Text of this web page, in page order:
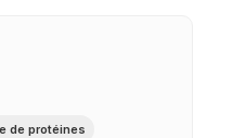
de protéines